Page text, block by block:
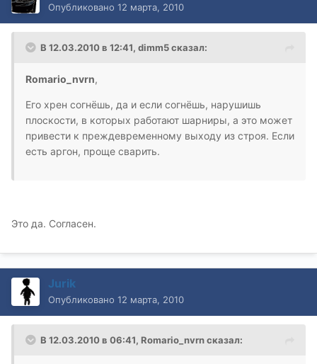
Опубликовано 12 марта, 2010
В 12.03.2010 в 12:41, dimm5 сказал:
Romario_nvrn,
Его хрен согнёшь, да и если согнёшь, нарушишь
плоскости, в которых работают шарниры, а это может
привести к преждевременному выходу из строя. Если
есть аргон, проще сварить.
Это да. Согласен.
Jurik
Опубликовано 12 марта, 2010
В 12.03.2010 в 06:41, Romario_nvrn сказал: